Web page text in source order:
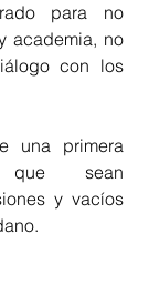
para no
academia, no
con los
una primera
que sean
y vacíos